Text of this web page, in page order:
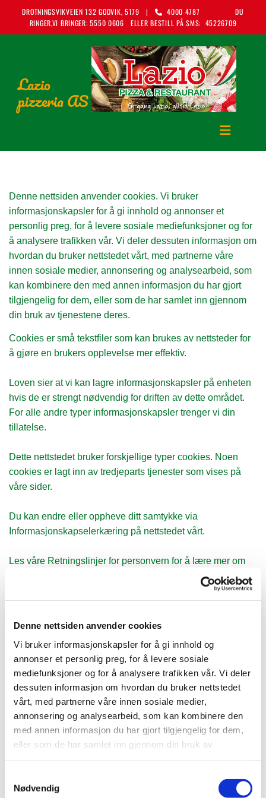
Denne nettsiden anvender cookies
Vi bruker informasjonskapsler for å gi innhold og
annonser et personlig preg, for å levere sosiale
mediefunksjoner og for å analysere trafikken vår. Vi deler
dessuten informasjon om hvordan du bruker nettstedet
vårt, med partnerne våre innen sosiale medier,
annonsering og analysearbeid, som kan kombinere den
med annen informasjon du har gjort tilgjengelig for dem,
eller som de har samlet inn gjennom din bruk av
Nødvendig
DROTNINGSVIKVEIEN 132 GODVIK, 5179 | 
4000 4787 DU
RINGER,VI BRINGER: 5550 0606 ELLER BESTILL PÅ SMS: 45226709
Lazio
pizzeria AS
Denne nettsiden anvender cookies. Vi bruker
informasjonskapsler for å gi innhold og annonser et
personlig preg, for å levere sosiale mediefunksjoner og for
å analysere trafikken vår. Vi deler dessuten informasjon om
hvordan du bruker nettstedet vårt, med partnerne våre
innen sosiale medier, annonsering og analysearbeid, som
kan kombinere den med annen informasjon du har gjort
tilgjengelig for dem, eller som de har samlet inn gjennom
din bruk av tjenestene deres.
Cookies er små tekstfiler som kan brukes av nettsteder for
å gjøre en brukers opplevelse mer effektiv.
Loven sier at vi kan lagre informasjonskapsler på enheten
hvis de er strengt nødvendig for driften av dette området.
For alle andre typer informasjonskapsler trenger vi din
tillatelse.
Dette nettstedet bruker forskjellige typer cookies. Noen
cookies er lagt inn av tredjeparts tjenester som vises på
våre sider.
Du kan endre eller oppheve ditt samtykke via
Informasjonskapselerkæring på nettstedet vårt.
Les våre Retningslinjer for personvern for å lære mer om
hvem vi er, hvordan du kan nå oss og hvordan vi behandler
Vennligst oppgi din samtykke-ID og dato for henvendelser
Ditt samtykke gjelder følgende domener: laziopizzeria.no
Din nåværende tilstand: Ikke tillat.
Endre samtykke
Informasjonskapselerklæringen ble sist oppdatert
09/07/2026 avCookiebot :
Nødvendige cookies bidra til å gjøre en nettside